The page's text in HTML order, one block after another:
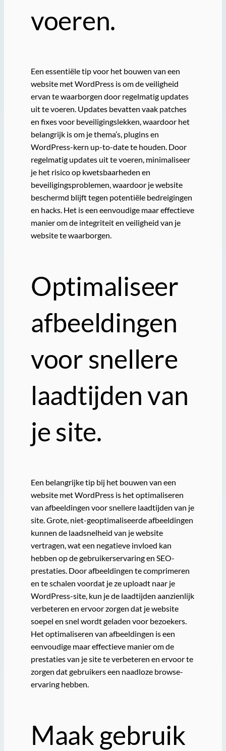
voeren.
Een essentiële tip voor het bouwen van een
website met WordPress is om de veiligheid
ervan te waarborgen door regelmatig updates
uit te voeren. Updates bevatten vaak patches
en fixes voor beveiligingslekken, waardoor het
belangrijk is om je thema’s, plugins en
WordPress-kern up-to-date te houden. Door
regelmatig updates uit te voeren, minimaliseer
je het risico op kwetsbaarheden en
beveiligingsproblemen, waardoor je website
beschermd blijft tegen potentiële bedreigingen
en hacks. Het is een eenvoudige maar effectieve
manier om de integriteit en veiligheid van je
website te waarborgen.
Optimaliseer
afbeeldingen
voor snellere
laadtijden van
je site.
Een belangrijke tip bij het bouwen van een
website met WordPress is het optimaliseren
van afbeeldingen voor snellere laadtijden van je
site. Grote, niet-geoptimaliseerde afbeeldingen
kunnen de laadsnelheid van je website
vertragen, wat een negatieve invloed kan
hebben op de gebruikerservaring en SEO-
prestaties. Door afbeeldingen te comprimeren
en te schalen voordat je ze uploadt naar je
WordPress-site, kun je de laadtijden aanzienlijk
verbeteren en ervoor zorgen dat je website
soepel en snel wordt geladen voor bezoekers.
Het optimaliseren van afbeeldingen is een
eenvoudige maar effectieve manier om de
prestaties van je site te verbeteren en ervoor te
zorgen dat gebruikers een naadloze browse-
ervaring hebben.
Maak gebruik